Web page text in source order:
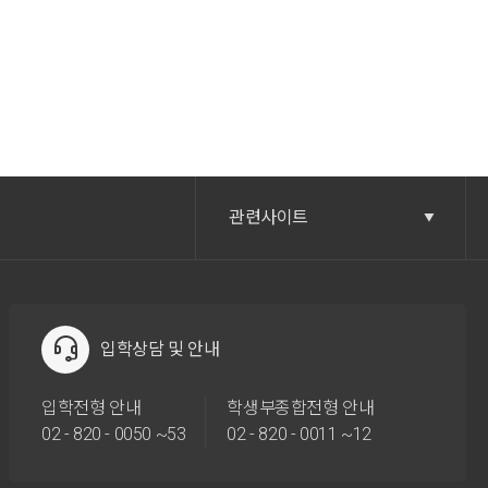
관련사이트
입학상담 및 안내
입학전형 안내
02 - 820 - 0050 ~53
학생부종합전형 안내
02 - 820 - 0011 ~12